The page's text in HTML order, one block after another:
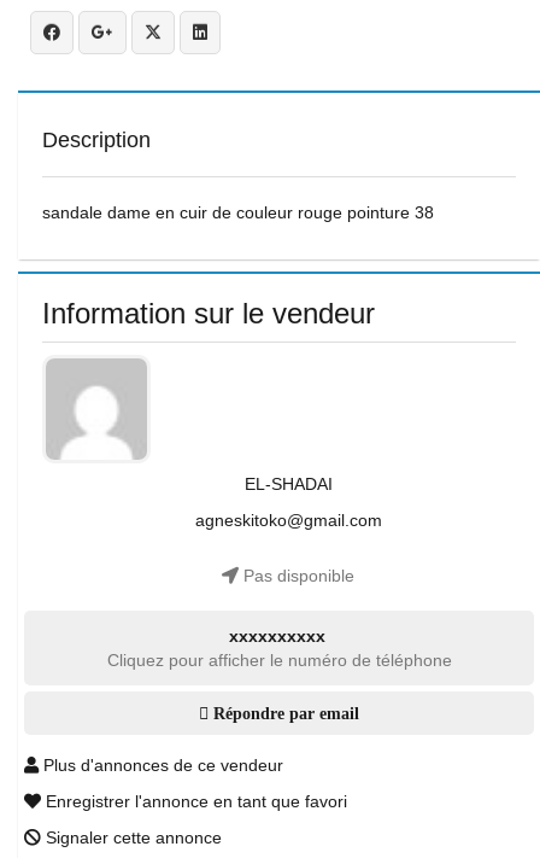
Description
sandale dame en cuir de couleur rouge pointure 38
Information sur le vendeur
EL-SHADAI
agneskitoko@gmail.com
Pas disponible
xxxxxxxxxx
Cliquez pour afficher le numéro de téléphone
Répondre par email
Plus d'annonces de ce vendeur
Enregistrer l'annonce en tant que favori
Signaler cette annonce